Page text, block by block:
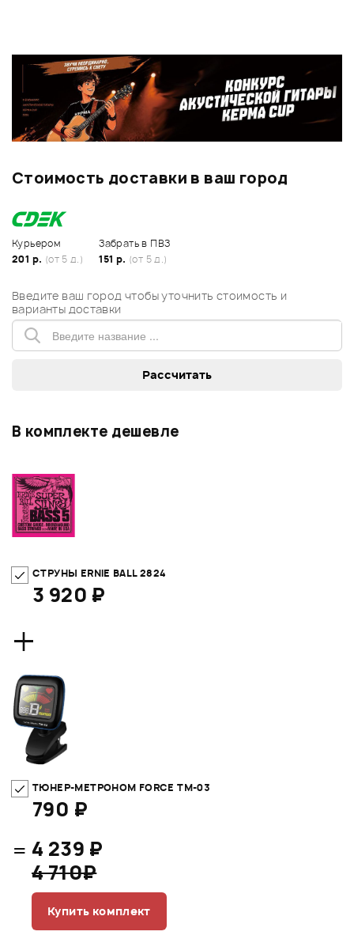
Стоимость доставки в ваш город
Курьером
201 р. (от 5 д.)
Забрать в ПВЗ
151 р. (от 5 д.)
Введите ваш город чтобы уточнить стоимость и
варианты доставки
В комплекте дешевле
СТРУНЫ ERNIE BALL 2824
3 920 ₽
+
ТЮНЕР-МЕТРОНОМ FORCE TM-03
790 ₽
= 4 239 ₽
4 710₽
Купить комплект